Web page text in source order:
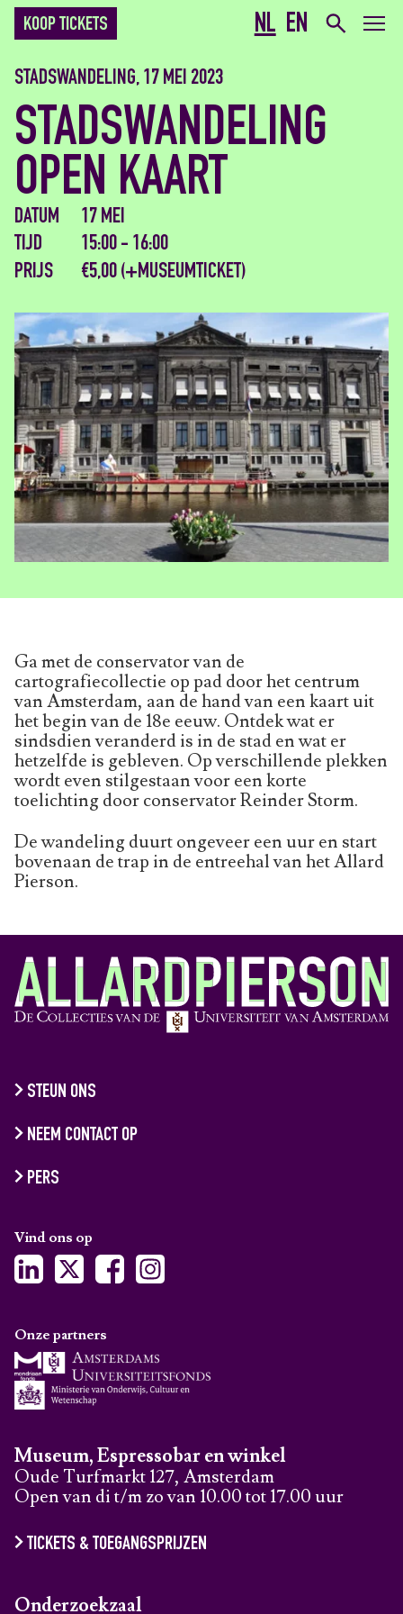
NL EN
KOOP TICKETS
STADSWANDELING, 17 MEI 2023
STADSWANDELING
OPEN KAART
DATUM
17 MEI
TIJD
15:00 - 16:00
PRIJS
€5,00 (+MUSEUMTICKET)
Ga met de conservator van de
cartografiecollectie op pad door het centrum
van Amsterdam, aan de hand van een kaart uit
het begin van de 18e eeuw. Ontdek wat er
sindsdien veranderd is in de stad en wat er
hetzelfde is gebleven. Op verschillende plekken
wordt even stilgestaan voor een korte
toelichting door conservator Reinder Storm.
De wandeling duurt ongeveer een uur en start
bovenaan de trap in de entreehal van het Allard
Pierson.
STEUN ONS
NEEM CONTACT OP
PERS
Vind ons op
Museum, Espressobar en winkel
Oude Turfmarkt 127, Amsterdam
Open van di t/m zo van 10.00 tot 17.00 uur
TICKETS & TOEGANGSPRIJZEN
Onderzoekzaal
Onze partners